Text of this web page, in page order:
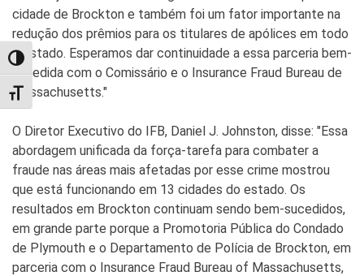
TOGGLE HIGH CONTRAST
TOGGLE FONT SIZE
cidade de Brockton e também foi um fator importante na
redução dos prêmios para os titulares de apólices em todo
o estado. Esperamos dar continuidade a essa parceria bem-
sucedida com o Comissário e o Insurance Fraud Bureau de
Massachusetts."
O Diretor Executivo do IFB, Daniel J. Johnston, disse: "Essa
abordagem unificada da força-tarefa para combater a
fraude nas áreas mais afetadas por esse crime mostrou
que está funcionando em 13 cidades do estado. Os
resultados em Brockton continuam sendo bem-sucedidos,
em grande parte porque a Promotoria Pública do Condado
de Plymouth e o Departamento de Polícia de Brockton, em
parceria com o Insurance Fraud Bureau of Massachusetts,